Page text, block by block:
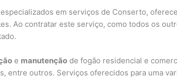
em serviços de Conserto,
Ao contratar este serviço, como todos os
e manutenção de fogão residencial e
entre outros. Serviços oferecidos para uma